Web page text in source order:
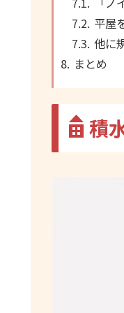
平屋
他に
まとめ
積